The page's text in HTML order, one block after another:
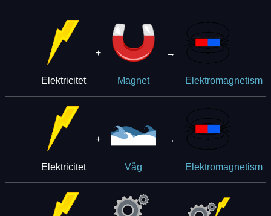
Elektricitet
+
Magnet
→
Elektromagnetism
Elektricitet
+
Våg
→
Elektromagnetism